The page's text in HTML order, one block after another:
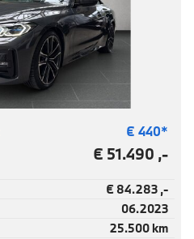
€ 440*
€ 51.490 ,-
€ 84.283 ,-
06.2023
25.500 km